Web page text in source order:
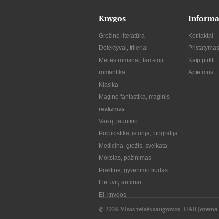
Knygos
Grožinė literatūra
Detektyvai, trileriai
Meilės romanai, tamsioji
romantika
Klasika
Maginė fantastika, maginis
realizmas
Vaikų, jaunimo
Publicistika, istorija, biografija
Medicina, grožis, sveikata
Mokslas, pažinimas
Praktinė, gyvenimo būdas
Lietuvių autoriai
El. knygos
Kontaktai
Pristatymas
Kaip pirkti
Apie mus
© 2026 Visos teisės saugomos. UAB Jotema